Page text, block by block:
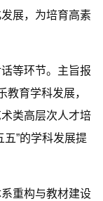
展，为培育高素
等环节。主旨报
育学科发展，
类高层次人才培
”的学科发展提
重构与教材建设